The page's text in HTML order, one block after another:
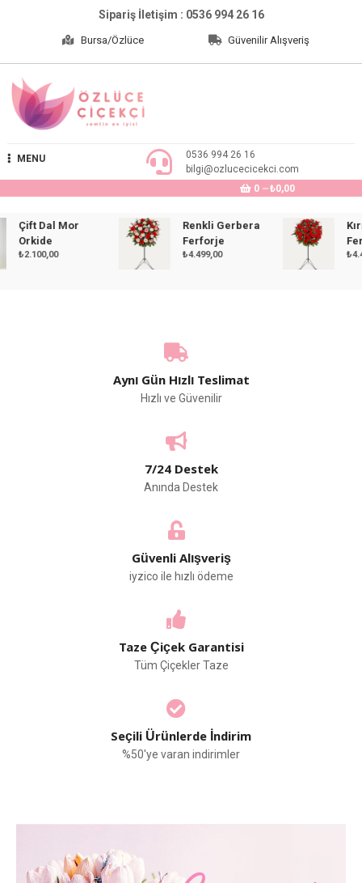
Sipariş İletişim : 0536 994 26 16
Bursa/Özlüce Güvenilir Alışveriş
Özlüce Çiçekçi
MENU
0536 994 26 16
bilgi@ozlucecicekci.com
0
₺0,00
Çift Dal Mor
Orkide
2.100,00
Renkli Gerbera
Ferforje
4.499,00
Aynı Gün Hızlı Teslimat
Hızlı ve Güvenilir
7/24 Destek
Anında Destek
Güvenli Alışveriş
iyzico ile hızlı ödeme
Taze Çiçek Garantisi
Tüm Çiçekler Taze
Seçili Ürünlerde İndirim
%50'ye varan indirimler